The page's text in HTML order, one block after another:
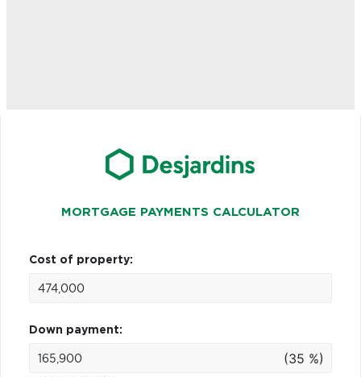
MORTGAGE PAYMENTS CALCULATOR
Cost of property:
Down payment:
(35 %)